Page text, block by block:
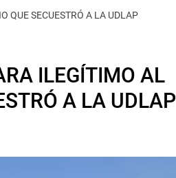
QUE SECUESTRÓ A LA UDLAP
ILEGÍTIMO AL
A LA UDLAP